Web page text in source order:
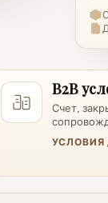
B2B
Счет,
УСЛОВИЯ